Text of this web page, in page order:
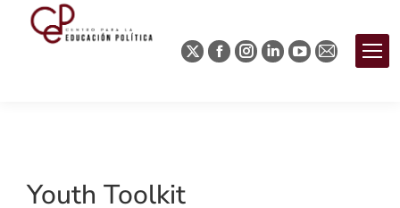
Youth Toolkit